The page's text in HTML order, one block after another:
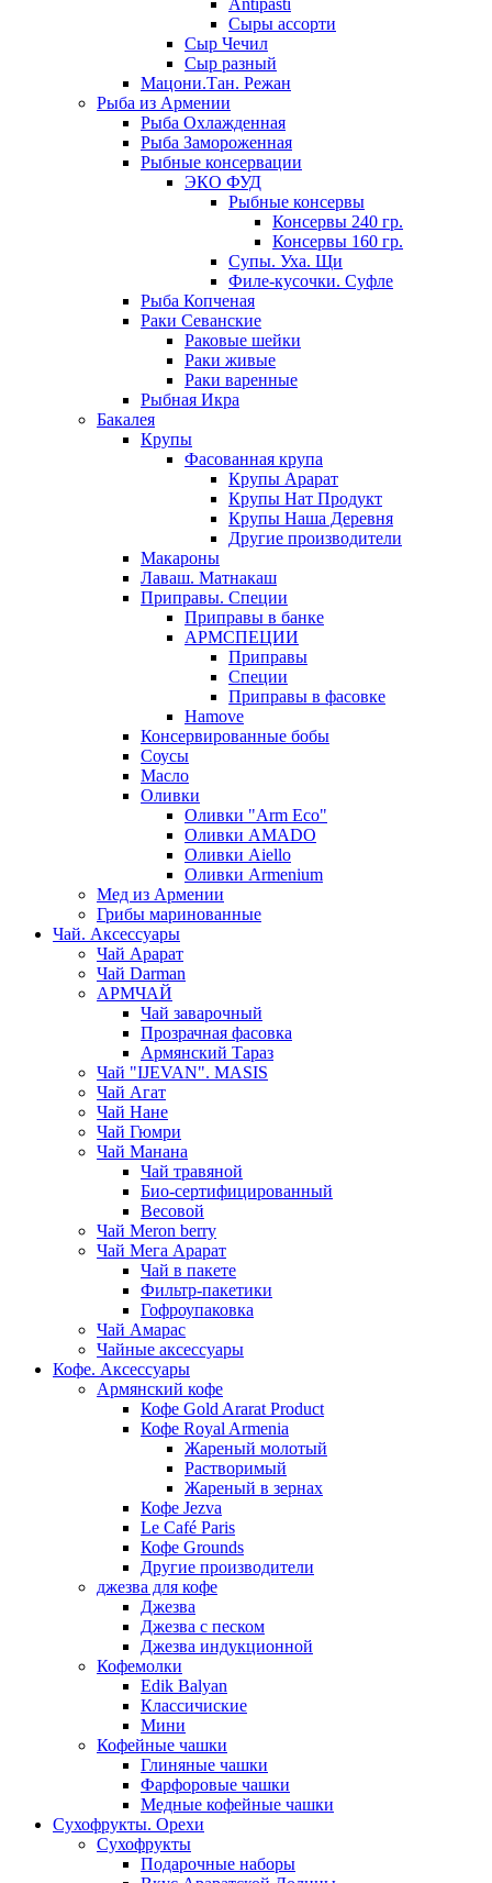
Antipasti
Сыры ассорти
Сыр Чечил
Сыр разный
Мацони.Тан. Режан
Рыба из Армении
Рыба Охлажденная
Рыба Замороженная
Рыбные консервации
ЭКО ФУД
Рыбные консервы
Консервы 240 гр.
Консервы 160 гр.
Супы. Уха. Щи
Филе-кусочки. Суфле
Рыба Копченая
Раки Севанские
Раковые шейки
Раки живые
Раки варенные
Рыбная Икра
Бакалея
Крупы
Фасованная крупа
Крупы Арарат
Крупы Нат Продукт
Крупы Наша Деревня
Другие производители
Макароны
Лаваш. Матнакаш
Приправы. Специи
Приправы в банке
АРМСПЕЦИИ
Приправы
Специи
Приправы в фасовке
Hamove
Консервированные бобы
Соусы
Масло
Оливки
Оливки "Arm Eco"
Оливки AMADO
Оливки Aiello
Оливки Armenium
Мед из Армении
Грибы маринованные
Чай. Аксессуары
Чай Арарат
Чай Darman
АРМЧАЙ
Чай заварочный
Прозрачная фасовка
Армянский Тараз
Чай "IJEVAN". MASIS
Чай Агат
Чай Нане
Чай Гюмри
Чай Манана
Чай травяной
Био-сертифицированный
Весовой
Чай Meron berry
Чай Мега Арарат
Чай в пакете
Фильтр-пакетики
Гофроупаковка
Чай Амарас
Чайные аксессуары
Кофе. Аксессуары
Армянский кофе
Кофе Gold Ararat Product
Кофе Royal Armenia
Жареный молотый
Растворимый
Жареный в зернах
Кофе Jezva
Le Café Paris
Кофе Grounds
Другие производители
джезва для кофе
Джезва
Джезва с песком
Джезва индукционной
Кофемолки
Edik Balyan
Классичиские
Мини
Кофейные чашки
Глиняные чашки
Фарфоровые чашки
Медные кофейные чашки
Сухофрукты. Орехи
Сухофрукты
Подарочные наборы